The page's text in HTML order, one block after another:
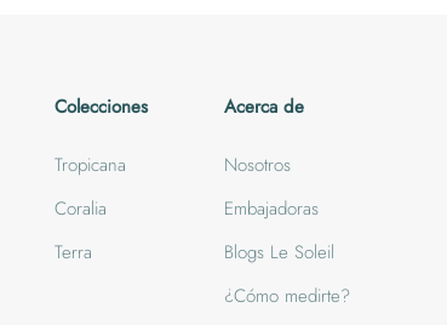
Colecciones
Tropicana
Coralia
Terra
Acerca de
Nosotros
Embajadoras
Blogs Le Soleil
¿Cómo medirte?